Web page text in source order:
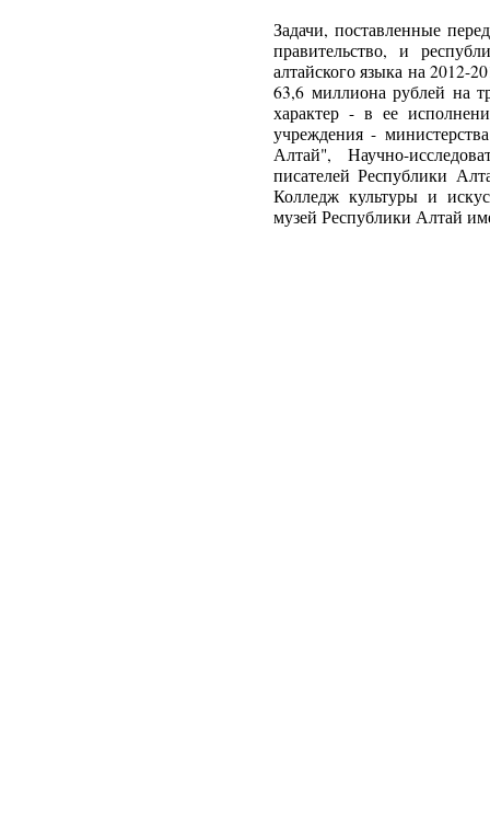
Задачи, поставленные
правительство, и
алтайского языка на 2012-
63,6 миллиона рублей на
характер - в ее
учреждения -
Алтай", Научно-
писателей Республики
Колледж культуры и
музей Республики Алтай